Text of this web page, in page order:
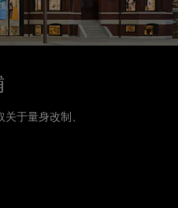
于量身改制、